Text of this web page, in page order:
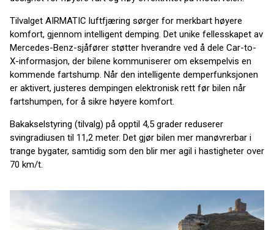
Tilvalget AIRMATIC luftfjæring sørger for merkbart høyere
komfort, gjennom intelligent demping. Det unike fellesskapet av
Mercedes-Benz-sjåfører støtter hverandre ved å dele Car-to-
X-informasjon, der bilene kommuniserer om eksempelvis en
kommende fartshump. Når den intelligente demperfunksjonen
er aktivert, justeres dempingen elektronisk rett før bilen når
fartshumpen, for å sikre høyere komfort.
Bakakselstyring (tilvalg) på opptil 4,5 grader reduserer
svingradiusen til 11,2 meter. Det gjør bilen mer manøvrerbar i
trange bygater, samtidig som den blir mer agil i hastigheter over
70 km/t.